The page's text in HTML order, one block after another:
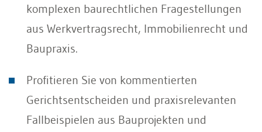
komplexen baurechtlichen Fragestellungen
aus Werkvertragsrecht, Immobilienrecht und
Baupraxis.
Profitieren Sie von kommentierten
Gerichtsentscheiden und praxisrelevanten
Fallbeispielen aus Bauprojekten und